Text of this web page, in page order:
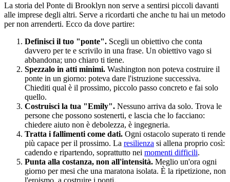
La storia del Ponte di Brooklyn non serve a sentirsi piccoli davanti
alle imprese degli altri. Serve a ricordarti che anche tu hai un metodo
per non arrenderti. Ecco da dove partire:
Definisci il tuo "ponte". Scegli un obiettivo che conta
davvero per te e scrivilo in una frase. Un obiettivo vago si
abbandona; uno chiaro ti tiene.
Spezzalo in atti minimi. Washington non poteva costruire il
ponte in un giorno: poteva dare l'istruzione successiva.
Chiediti qual è il prossimo, piccolo passo concreto e fai solo
quello.
Costruisci la tua "Emily". Nessuno arriva da solo. Trova le
persone che possono sostenerti, e lascia che lo facciano:
chiedere aiuto non è debolezza, è ingegneria.
Tratta i fallimenti come dati. Ogni ostacolo superato ti rende
più capace per il prossimo. La resilienza si allena proprio così:
cadendo e ripartendo, soprattutto nei momenti difficili.
Punta alla costanza, non all'intensità. Meglio un'ora ogni
giorno per mesi che una maratona isolata. È la ripetizione, non
l'eroismo, a costruire i ponti.